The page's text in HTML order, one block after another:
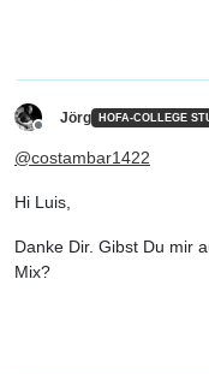
Jörg HOFA-COLLEGE
@costambar1422
Hi Luis,
Danke Dir. Gibst Du mir
Mix?